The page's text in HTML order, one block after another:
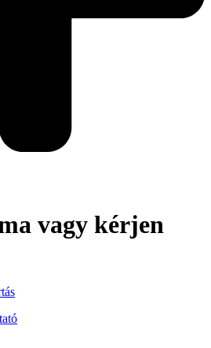
vagy kérjen